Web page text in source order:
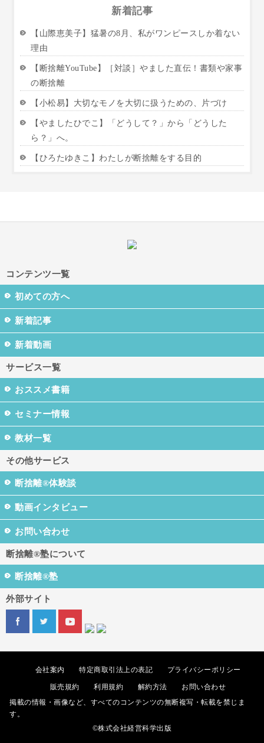
新着記事
【山際恵美子】猛暑の8月、私がワンピースしか着ない
理由
【断捨離YouTube】［対談］やました直伝！書類や家事
の断捨離
【小松易】大切なモノを大切に扱うための、片づけ
【やましたひでこ】「どうして？」から「どうした
ら？」へ。
【ひろたゆきこ】わたしが断捨離をする目的
コンテンツ一覧
初めての方へ
新着記事
新着動画
サービス一覧
おススメ書籍
セミナー情報
教材一覧
その他サービス
断捨離®体験談
動画インタビュー
お問い合わせ
断捨離®塾について
断捨離®塾
外部サイト
会社案内 特定商取引法上の表記 プライバシーポリシー
販売規約 利用規約 解約方法
お問い合わせ
掲載の情報・画像など、すべてのコンテンツの無断複写・転載を禁じま
す。
©株式会社経営科学出版